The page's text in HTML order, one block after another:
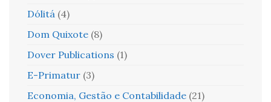
Dólitá (4)
Dom Quixote (8)
Dover Publications (1)
E-Primatur (3)
Economia, Gestão e Contabilidade (21)